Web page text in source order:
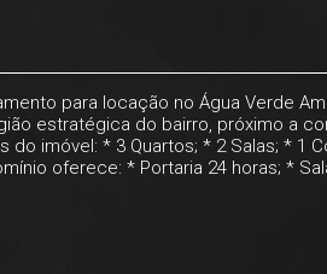
para locação no Água Verde
estratégica do bairro, próximo a
imóvel: * 3 Quartos; * 2 Salas; * 1
oferece: * Portaria 24 horas; *